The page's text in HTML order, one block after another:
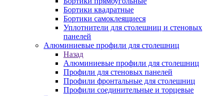
Бортики квадратные
Бортики самоклеящиеся
Уплотнители для столешниц и стеновых
панелей
Алюминиевые профили для столешниц
Назад
Алюминиевые профили для столешниц
Профили для стеновых панелей
Профили фронтальные для столешниц
Профили соединительные и торцевые